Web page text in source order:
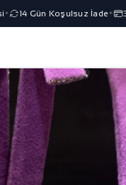
14 Gün Koşulsuz İade ✦ 3